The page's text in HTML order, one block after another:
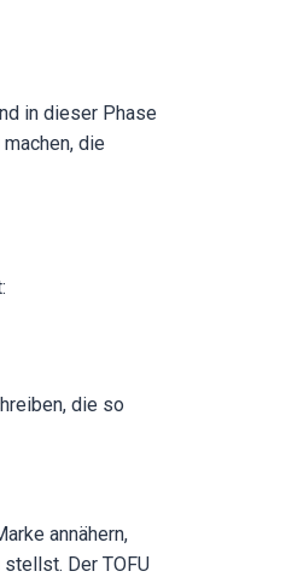
in dieser Phase
die
die so
annähern,
Der TOFU